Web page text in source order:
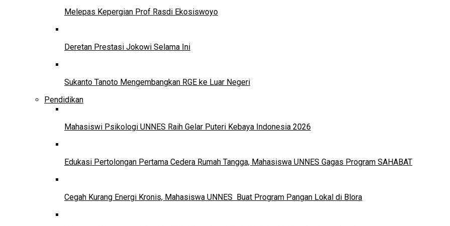
Melepas Kepergian Prof Rasdi Ekosiswoyo
Deretan Prestasi Jokowi Selama Ini
Sukanto Tanoto Mengembangkan RGE ke Luar Negeri
Pendidikan
Mahasiswi Psikologi UNNES Raih Gelar Puteri Kebaya Indonesia 2026
Edukasi Pertolongan Pertama Cedera Rumah Tangga, Mahasiswa UNNES Gagas Program SAHABAT
Cegah Kurang Energi Kronis, Mahasiswa UNNES Buat Program Pangan Lokal di Blora